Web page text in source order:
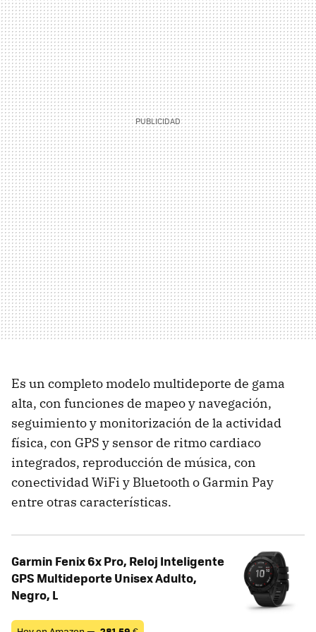
Es un completo modelo multideporte de gama
alta, con funciones de mapeo y navegación,
seguimiento y monitorización de la actividad
física, con GPS y sensor de ritmo cardiaco
integrados, reproducción de música, con
conectividad WiFi y Bluetooth o Garmin Pay
entre otras características.
Garmin Fenix 6x Pro, Reloj Inteligente
GPS Multideporte Unisex Adulto,
Negro, L